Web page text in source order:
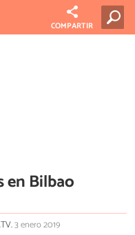
COMPARTIR
en Bilbao
3 enero 2019